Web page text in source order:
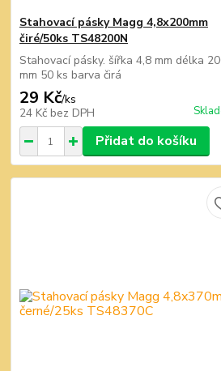
Stahovací pásky Magg 4,8x200mm
čiré/50ks TS48200N
Stahovací pásky. šířka 4,8 mm délka
mm 50 ks barva čirá
29 Kč/ks
24 Kč bez DPH
Přidat do košíku